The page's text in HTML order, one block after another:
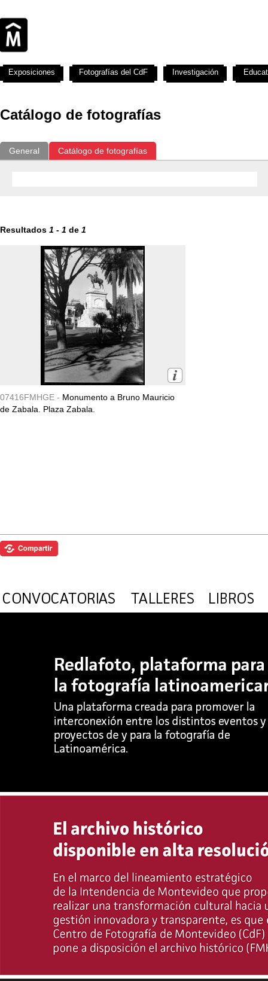
Catálogo de fotografías
General Catálogo de fotografías
Resultados 1 - 1 de 1
07416FMHGE - Monumento a Bruno Mauricio
de Zabala. Plaza Zabala.
Exposiciones Fotografías del CdF Investigación